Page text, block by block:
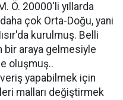
Ö. 20000'li yıllarda
çok Orta-Doğu, yani
kurulmuş. Belli
bir araya gelmesiyle
oluşmuş..
yapabilmek için
malları değiştirmek